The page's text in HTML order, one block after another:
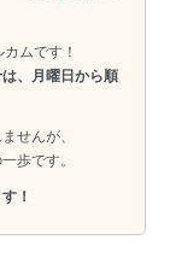
カムです！
、月曜日から順
せんが、
歩です。
！